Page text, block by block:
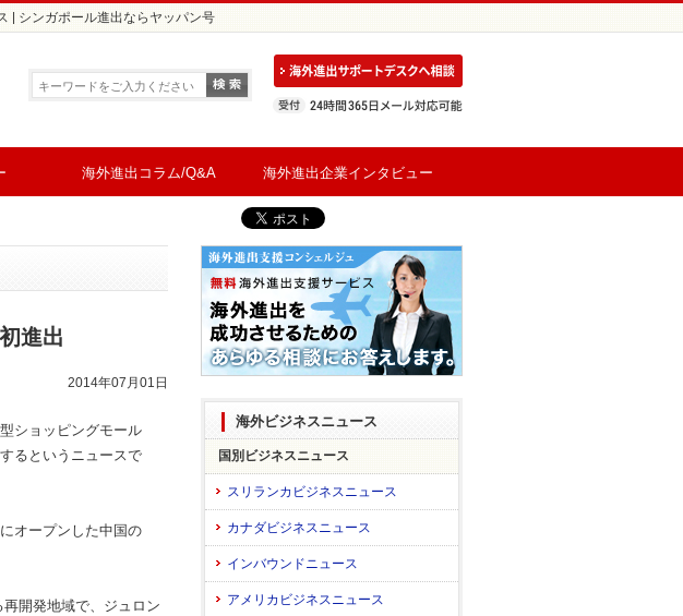
| シンガポール進出ならヤッパン号
海外進出コラム/Q&A 海外進出企業インタビュー
進出
2014年07月01日
ショッピングモール
るというニュースで
オープンした中国の
開発地域で、ジュロン
海外ビジネスニュース
国別ビジネスニュース
スリランカビジネスニュース
カナダビジネスニュース
インバウンドニュース
アメリカビジネスニュース